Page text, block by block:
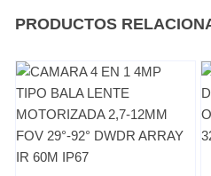
PRODUCTOS